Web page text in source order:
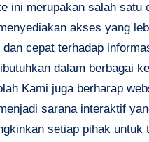
ini merupakan salah satu
akses yang
dan cepat terhadap
dalam berbagai
Kami juga berharap
sarana interaktif
setiap pihak untuk